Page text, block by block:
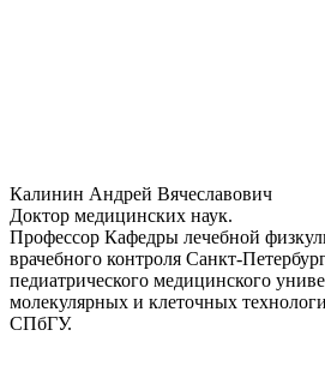
Калинин Андрей Вячеславович
Доктор медицинских наук.
Профессор Кафедры лечебной
врачебного контроля Санкт-
педиатрического медицинского
молекулярных и клеточных
СПбГУ.